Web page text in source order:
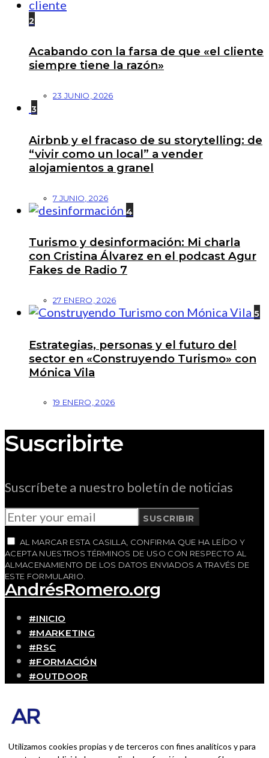
2
Acabando con la farsa de que «el cliente
siempre tiene la razón»
23 JUNIO, 2026
3
Airbnb y el fracaso de su storytelling: de
“vivir como un local” a vender
alojamientos a granel
7 JUNIO, 2026
4
Turismo y desinformación: Mi charla
con Cristina Álvarez en el podcast Agur
Fakes de Radio 7
27 ENERO, 2026
5
Estrategias, personas y el futuro del
sector en «Construyendo Turismo» con
Mónica Vila
19 ENERO, 2026
Suscribirte
Suscríbete a nuestro boletín de noticias
SUSCRIBIR
AL MARCAR ESTA CASILLA, CONFIRMA QUE HA LEÍDO Y
ACEPTA NUESTROS TÉRMINOS DE USO CON RESPECTO AL
ALMACENAMIENTO DE LOS DATOS ENVIADOS A TRAVÉS DE
ESTE FORMULARIO.
AndrésRomero.org
#INICIO
#MARKETING
#RSC
#FORMACIÓN
#OUTDOOR
Experiencias personales y profesionales de una
Utilizamos cookies propias y de terceros con fines analíticos y para